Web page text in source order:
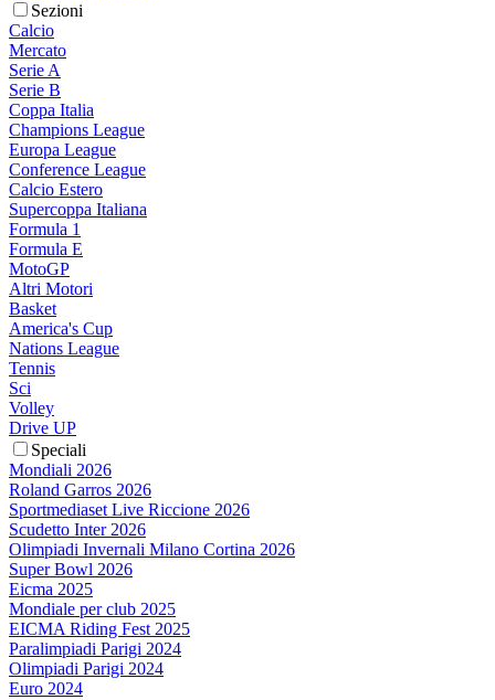
Sezioni
Calcio
Mercato
Serie A
Serie B
Coppa Italia
Champions League
Europa League
Conference League
Calcio Estero
Supercoppa Italiana
Formula 1
Formula E
MotoGP
Altri Motori
Basket
America's Cup
Nations League
Tennis
Sci
Volley
Drive UP
Speciali
Mondiali 2026
Roland Garros 2026
Sportmediaset Live Riccione 2026
Scudetto Inter 2026
Olimpiadi Invernali Milano Cortina 2026
Super Bowl 2026
Eicma 2025
Mondiale per club 2025
EICMA Riding Fest 2025
Paralimpiadi Parigi 2024
Olimpiadi Parigi 2024
Euro 2024